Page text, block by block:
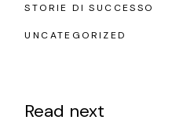
STORIE DI SUCCESSO
UNCATEGORIZED
Read next